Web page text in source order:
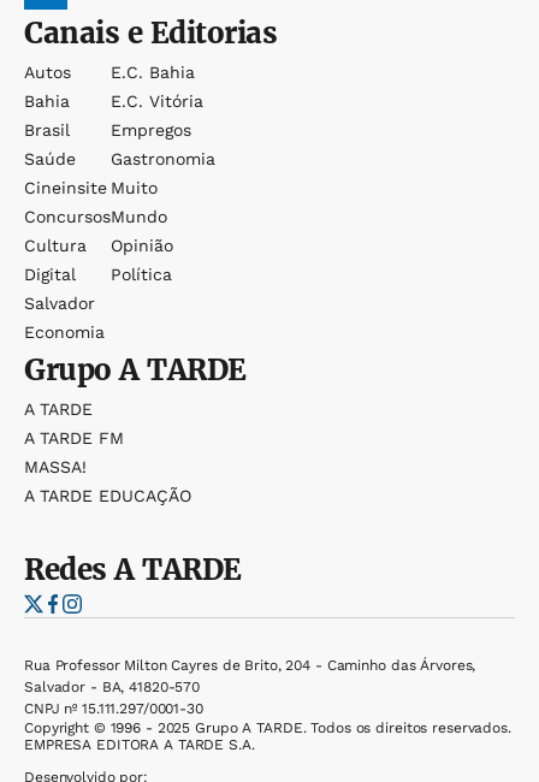
Canais e Editorias
Autos
Bahia
Brasil
Saúde
Cineinsite
Concursos
Cultura
Digital
Salvador
Economia
E.c. Bahia
E.c. Vitória
Empregos
Gastronomia
Muito
Mundo
Opinião
Política
GrupoA TARDE
A TARDE
A TARDE FM
MASSA!
A TARDE EDUCAÇÃO
RedesA TARDE
Rua Professor Milton Cayres de Brito, 204 - Caminho das Árvores,
Salvador - BA, 41820-570
CNPJ nº 15.111.297/0001-30
Copyright © 1996 - 2025 Grupo A TARDE. Todos os direitos reservados.
EMPRESA EDITORA A TARDE S.A.
Desenvolvido por: